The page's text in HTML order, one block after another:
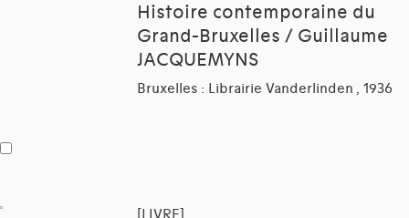
Histoire contemporaine du
Grand-Bruxelles / Guillaume
JACQUEMYNS
Bruxelles : Librairie Vanderlinden , 1936
[LIVRE]